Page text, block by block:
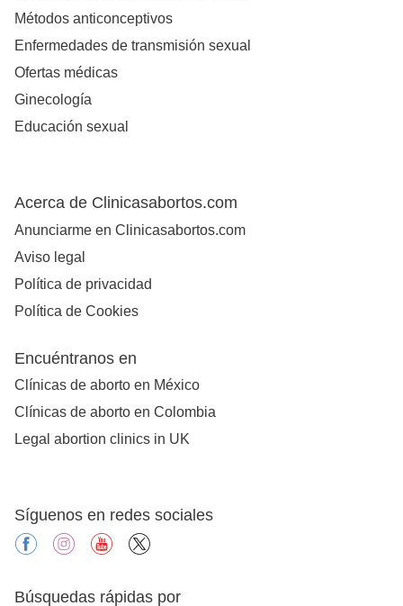
Métodos anticonceptivos
Enfermedades de transmisión sexual
Ofertas médicas
Ginecología
Educación sexual
Acerca de Clinicasabortos.com
Anunciarme en Clinicasabortos.com
Aviso legal
Política de privacidad
Política de Cookies
Encuéntranos en
Clínicas de aborto en México
Clínicas de aborto en Colombia
Legal abortion clinics in UK
Síguenos en redes sociales
facebookinstagramyoutube
Búsquedas rápidas por